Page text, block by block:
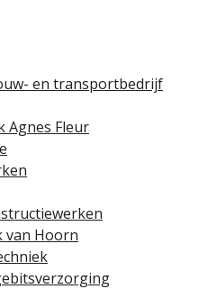
en transportbedrijf
Agnes Fleur
van Hoorn